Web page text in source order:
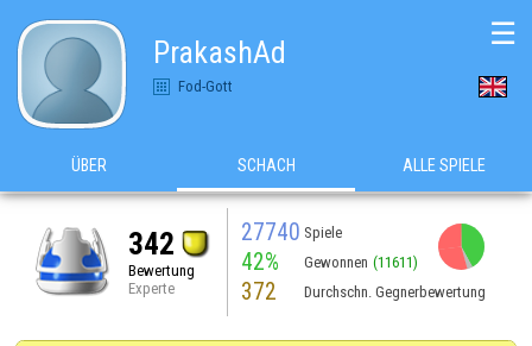
PrakashAd
Fod-Gott
☰
ÜBER SCHACH ALLE SPIELE
342
Bewertung
Experte
27740 Spiele
42% Gewonnen (11611)
372 Durchschn. Gegnerbewertung